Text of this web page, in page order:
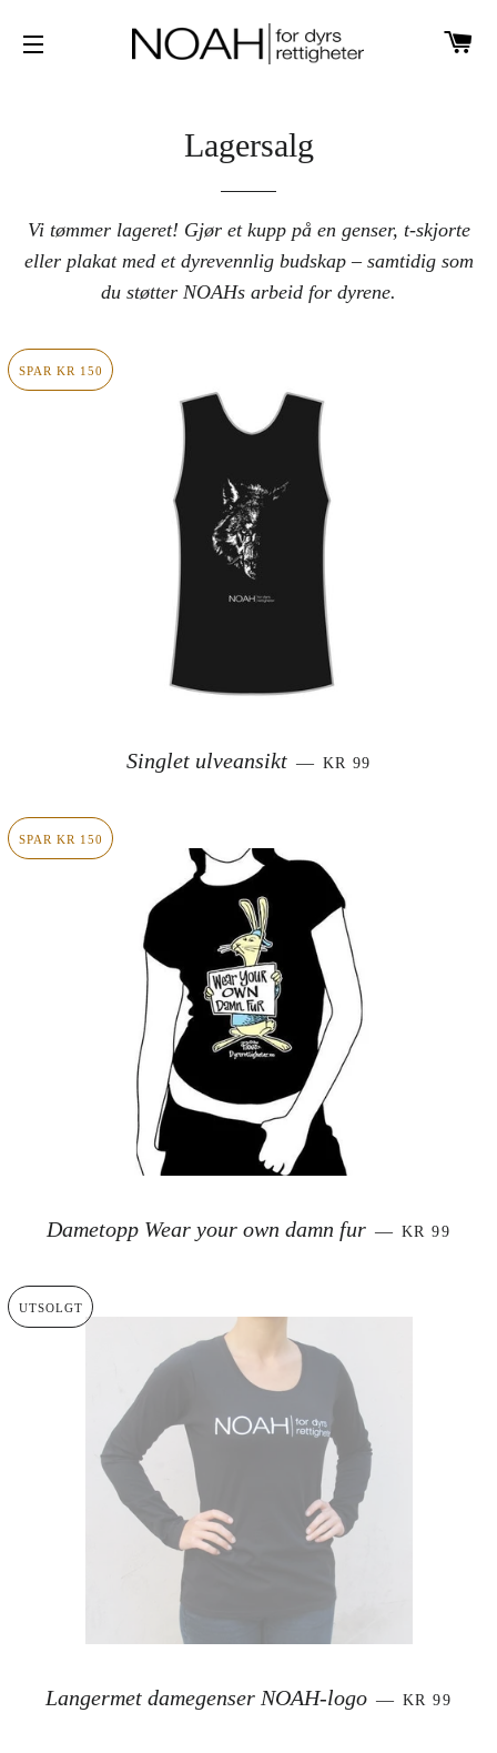
Lagersalg
Vi tømmer lageret! Gjør et kupp på en genser, t-skjorte
eller plakat med et dyrevennlig budskap – samtidig som
du støtter NOAHs arbeid for dyrene.
SPAR KR 150
Singlet ulveansikt — SALGSPRIS
KR 99
SPAR KR 150
Dametopp Wear your own damn fur — KR 99
UTSOLGT
Langermet damegenser NOAH-logo — KR 99